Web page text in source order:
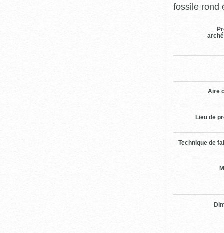
fossile rond
Aire
Lieu de
Technique de